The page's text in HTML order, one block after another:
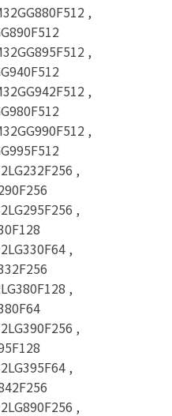
,
,
,
,
,
,
,
,
,
,
,